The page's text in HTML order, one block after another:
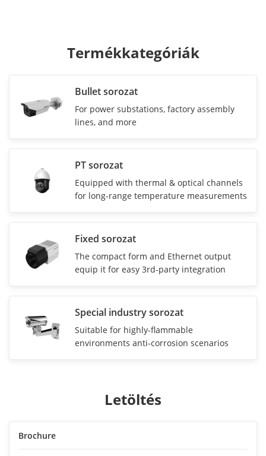
Termékkategóriák
Bullet sorozat
For power substations, factory assembly
lines, and more
PT sorozat
Equipped with thermal & optical channels
for long-range temperature measurements
Fixed sorozat
The compact form and Ethernet output
equip it for easy 3rd-party integration
Special industry sorozat
Suitable for highly-flammable
environments anti-corrosion scenarios
Letöltés
Brochure